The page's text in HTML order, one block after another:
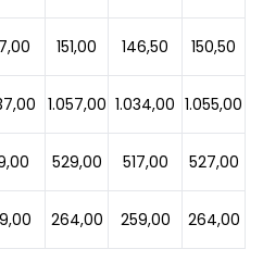
151,00 146,50 150,50
1.057,00 1.034,00 1.055,00
529,00 517,00 527,00
264,00 259,00 264,00